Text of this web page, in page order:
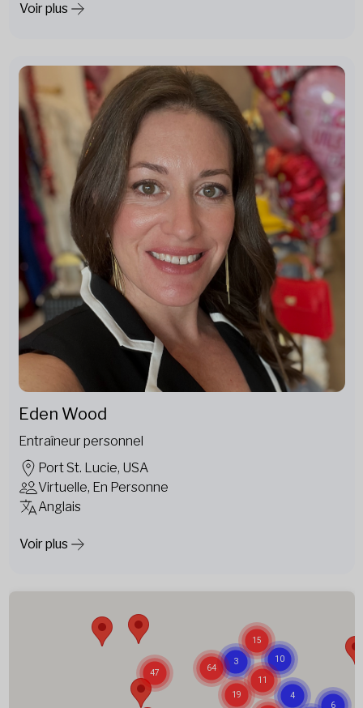
Voir plus
Eden Wood
Entraîneur personnel
Port St. Lucie, USA
Virtuelle, En Personne
Anglais
Voir plus